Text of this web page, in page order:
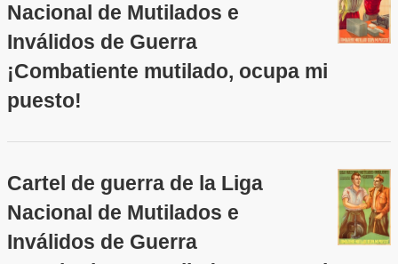
Nacional de Mutilados e
Inválidos de Guerra
¡Combatiente mutilado, ocupa mi
puesto!
Cartel de guerra de la Liga
Nacional de Mutilados e
Inválidos de Guerra